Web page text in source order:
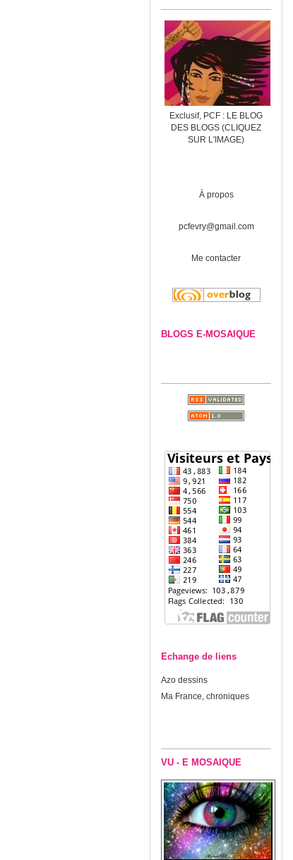
Exclusif, PCF : LE BLOG
DES BLOGS (CLIQUEZ
SUR L'IMAGE)
À propos
pcfevry@gmail.com
Me contacter
BLOGS E-MOSAIQUE
Echange de liens
Azo dessins
Ma France, chroniques
VU - E MOSAIQUE